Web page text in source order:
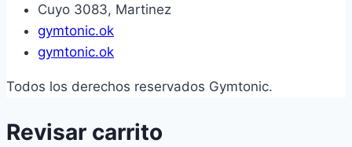
Cuyo 3083, Martinez
gymtonic.ok
gymtonic.ok
Todos los derechos reservados Gymtonic.
Revisar carrito